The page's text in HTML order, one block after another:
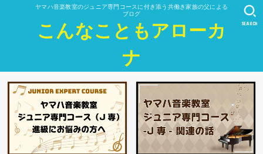
ヤマハ音楽教室のジュニア専門コースに付き添う共働き家族の父による
ブログ
こんなこともアローカ
ナ
SEARCH